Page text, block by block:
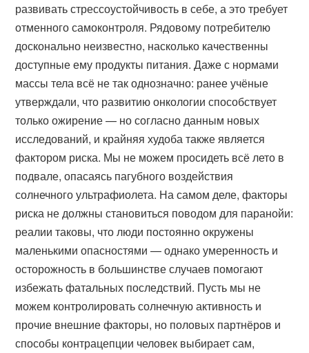
развивать стрессоустойчивость в себе, а это требует
отменного самоконтроля. Рядовому потребителю
досконально неизвестно, насколько качественны
доступные ему продукты питания. Даже с нормами
массы тела всё не так однозначно: ранее учёные
утверждали, что развитию онкологии способствует
только ожирение — но согласно данным новых
исследований, и крайняя худоба также является
фактором риска. Мы не можем просидеть всё лето в
подвале, опасаясь пагубного воздействия
солнечного ультрафиолета. На самом деле, факторы
риска не должны становиться поводом для паранойи:
реалии таковы, что люди постоянно окружены
маленькими опасностями — однако умеренность и
осторожность в большинстве случаев помогают
избежать фатальных последствий. Пусть мы не
можем контролировать солнечную активность и
прочие внешние факторы, но половых партнёров и
способы контрацепции человек выбирает сам,